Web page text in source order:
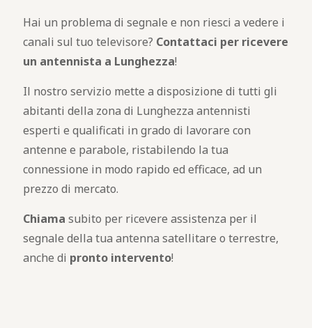
Hai un problema di segnale e non riesci a vedere i
canali sul tuo televisore? Contattaci per ricevere
un antennista a Lunghezza!
Il nostro servizio mette a disposizione di tutti gli
abitanti della zona di Lunghezza antennisti
esperti e qualificati in grado di lavorare con
antenne e parabole, ristabilendo la tua
connessione in modo rapido ed efficace, ad un
prezzo di mercato.
Chiama subito per ricevere assistenza per il
segnale della tua antenna satellitare o terrestre,
anche di pronto intervento!